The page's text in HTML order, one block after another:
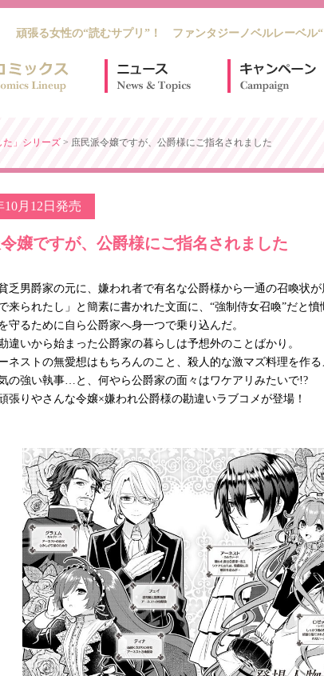
頑張る女性の“読むサプリ”！ ファンタジーノベルレーベル
た」シリーズ> 庶民派令嬢ですが、公爵様にご指名されました
10月12日発売
嬢ですが、公爵様にご指名されました
乏男爵家の元に、嫌われ者で有名な公爵様から一通の召喚状が
来られたし」と簡素に書かれた文面に、“強制侍女召喚”だと
守るために自ら公爵家へ身一つで乗り込んだ。
違いから始まった公爵家の暮らしは予想外のことばかり。
ネストの無愛想はもちろんのこと、殺人的な激マズ料理を作
の強い執事…と、何やら公爵家の面々はワケアリみたいで!?
張りやさんな令嬢×嫌われ公爵様の勘違いラブコメが登場！